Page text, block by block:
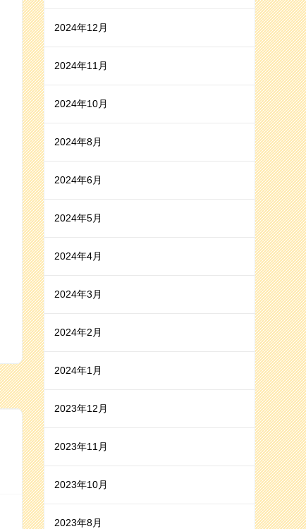
2024年12月
2024年11月
2024年10月
2024年8月
2024年6月
2024年5月
2024年4月
2024年3月
2024年2月
2024年1月
2023年12月
2023年11月
2023年10月
2023年8月